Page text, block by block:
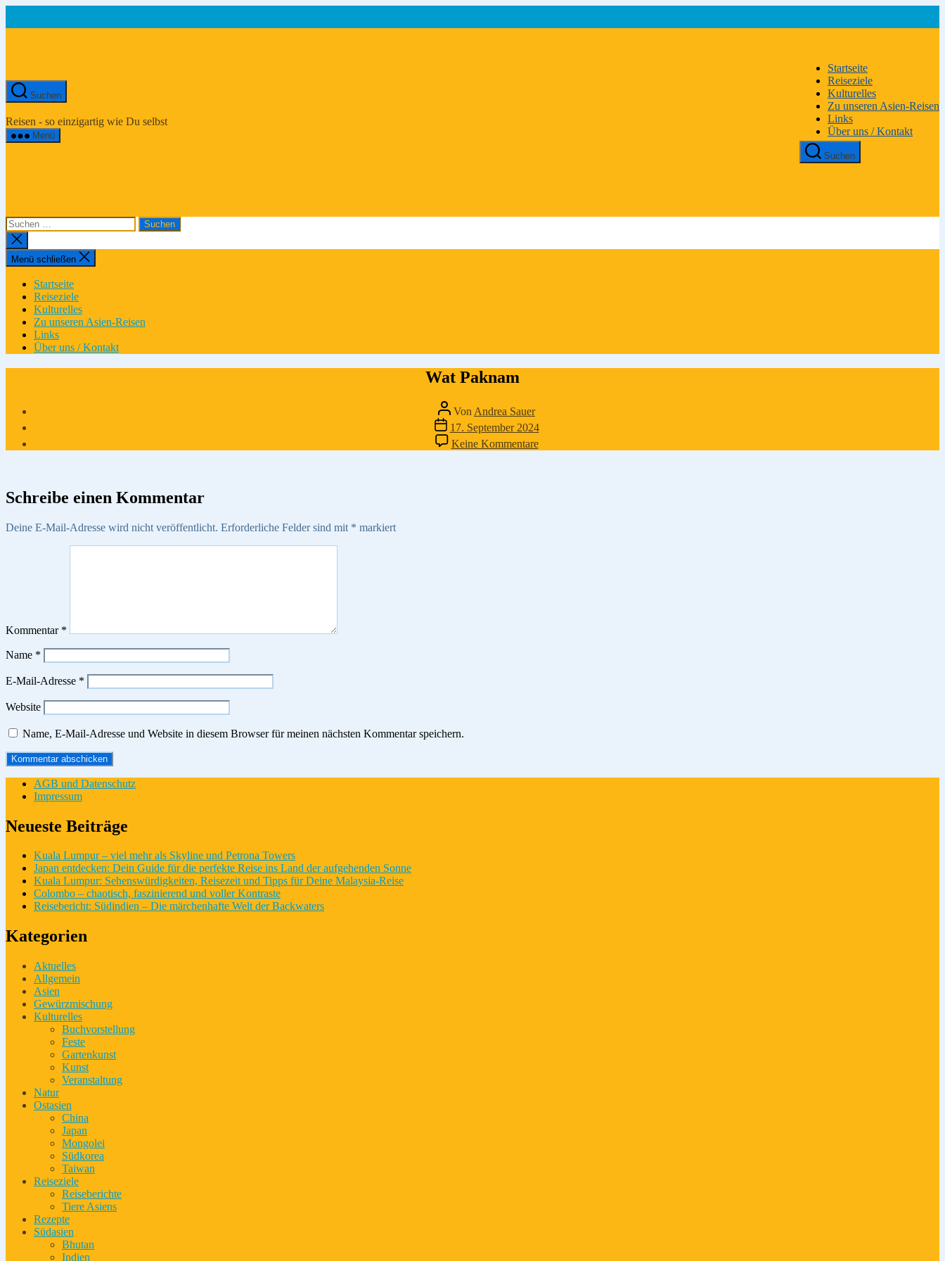
Suchen
Reiseportal
Reisen - so einzigartig wie Du selbst
Menü
Startseite
Reiseziele
Kulturelles
Zu unseren Asien-Reisen
Links
Über uns / Kontakt
Suchen
Suchen
nach:
Suche
schließen
Menü schließen
Startseite
Reiseziele
Kulturelles
Zu unseren Asien-Reisen
Links
Über uns / Kontakt
Wat Paknam
Beitragsautor
Von Andrea Sauer
Veröffentlichungsdatum
17. September 2024
Keine Kommentarezu
Wat
Schreibe einen Kommentar
Deine E-Mail-Adresse wird nicht veröffentlicht. Erforderliche Felder sind mit * markiert
Kommentar *
Name *
E-Mail-Adresse *
Website
Name, E-Mail-Adresse und Website in diesem Browser für meinen nächsten Kommentar speichern.
AGB und Datenschutz
Impressum
Neueste Beiträge
Kuala Lumpur – viel mehr als Skyline und Petrona Towers
Japan entdecken: Dein Guide für die perfekte Reise ins Land der aufgehenden Sonne
Kuala Lumpur: Sehenswürdigkeiten, Reisezeit und Tipps für Deine Malaysia-Reise
Colombo – chaotisch, faszinierend und voller Kontraste
Reisebericht: Südindien – Die märchenhafte Welt der Backwaters
Kategorien
Aktuelles
Allgemein
Asien
Gewürzmischung
Kulturelles
Buchvorstellung
Feste
Gartenkunst
Kunst
Veranstaltung
Natur
Ostasien
China
Japan
Mongolei
Südkorea
Taiwan
Reiseziele
Reiseberichte
Tiere Asiens
Rezepte
Südasien
Bhutan
Indien